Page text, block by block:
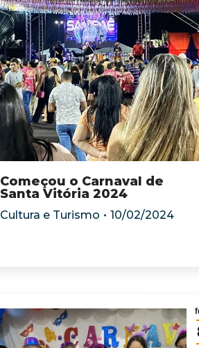
Começou o Carnaval de
Santa Vitória 2024
Cultura e Turismo 10/02/2024